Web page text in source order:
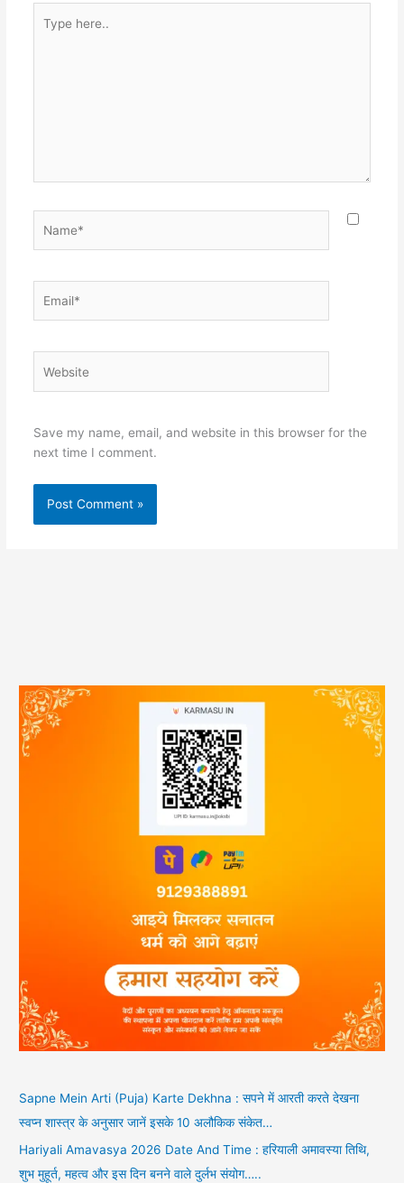
here..
Save my name, email, and website in this browser for the
next time I comment.
Sapne Mein Arti (Puja) Karte Dekhna : सपने में आरती करते देखना
स्वप्न शास्त्र के अनुसार जानें इसके 10 अलौकिक संकेत…
Hariyali Amavasya 2026 Date And Time : हरियाली अमावस्या तिथि,
शुभ मुहूर्त, महत्व और इस दिन बनने वाले दुर्लभ संयोग…..